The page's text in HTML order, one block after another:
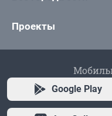
Проекты
Google Play